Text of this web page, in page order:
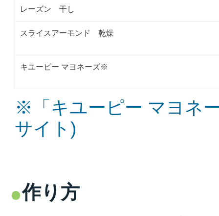
レーズン 干し
スライスアーモンド 乾燥
キユーピー マヨネーズ※
※「キユーピー マヨネ
サイト)
作り方